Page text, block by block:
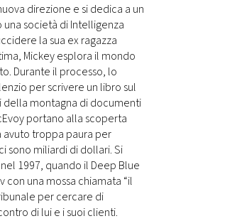
direzione e si dedica a un
società di Intelligenza
la sua ex ragazza
Mickey esplora il mondo
Durante il processo, lo
per scrivere un libro sul
della montagna di documenti
portano alla scoperta
avuto troppa paura per
sono miliardi di dollari. Si
1997, quando il Deep Blue
con una mossa chiamata “il
per cercare di
di lui e i suoi clienti.